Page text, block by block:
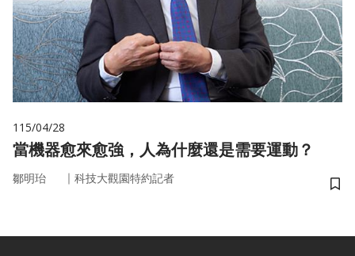
115/04/28
當機器愈來愈強，人為什麼還是需要運動？
鄒明珆 ｜ 科技大觀園特約記者
儲